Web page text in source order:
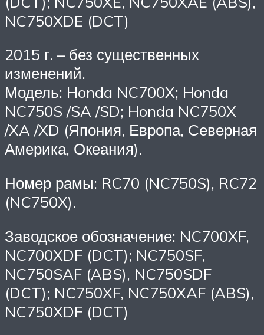
NC750XDE (DCT)
2015 г. – без существенных
изменений.
Модель: Honda NC700X; Honda
NC750S /SA /SD; Honda NC750X
/XA /XD (Япония, Европа, Северная
Америка, Океания).
Номер рамы: RC70 (NC750S), RC72
(NC750X).
Заводское обозначение: NC700XF,
NC700XDF (DCT); NC750SF,
NC750SAF (ABS), NC750SDF
(DCT); NC750XF, NC750XAF (ABS),
NC750XDF (DCT)